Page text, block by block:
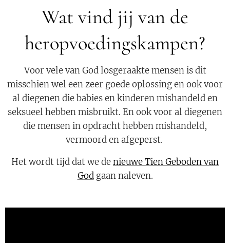
Wat vind jij van de
heropvoedingskampen?
Voor vele van God losgeraakte mensen is dit
misschien wel een zeer goede oplossing en ook voor
al diegenen die babies en kinderen mishandeld en
seksueel hebben misbruikt. En ook voor al diegenen
die mensen in opdracht hebben mishandeld,
vermoord en afgeperst.
Het wordt tijd dat we denieuwe Tien Geboden van
Godgaan naleven.